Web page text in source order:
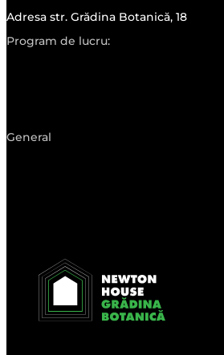
Adresa str. Grădina Botanică, 18
Program de lucru:
General